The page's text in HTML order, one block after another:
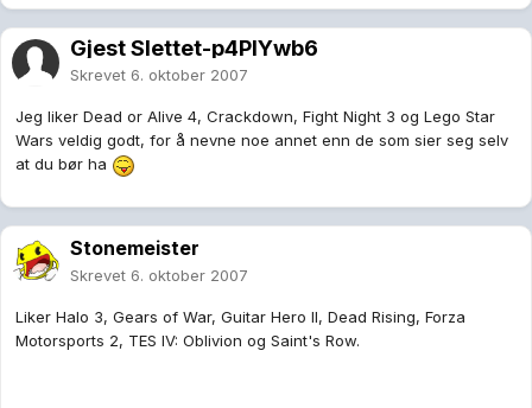
Gjest Slettet-p4PIYwb6
Skrevet 6. oktober 2007
Jeg liker Dead or Alive 4, Crackdown, Fight Night 3 og Lego Star
Wars veldig godt, for å nevne noe annet enn de som sier seg selv
at du bør ha
Stonemeister
Skrevet 6. oktober 2007
Liker Halo 3, Gears of War, Guitar Hero II, Dead Rising, Forza
Motorsports 2, TES IV: Oblivion og Saint's Row.